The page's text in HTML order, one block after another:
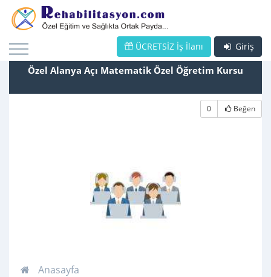
Giriş
ÜCRETSİZ İş İlanı
Özel Alanya Açı Matematik Özel Öğretim Kursu
0 Beğen
Anasayfa